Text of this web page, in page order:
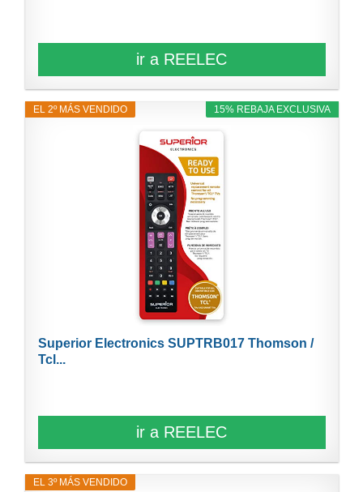
ir a REELEC
15% REBAJA EXCLUSIVA
EL 2º MÁS VENDIDO
Superior Electronics SUPTRB017 Thomson /
Tcl...
ir a REELEC
EL 3º MÁS VENDIDO